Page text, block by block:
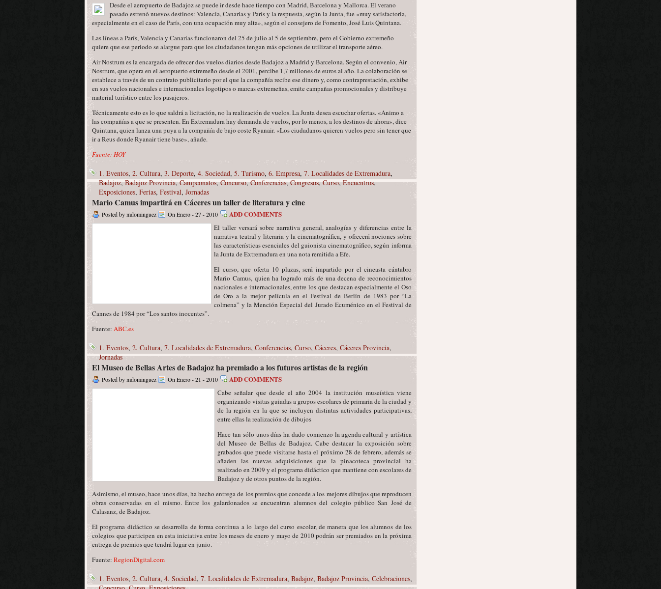
Desde el aeropuerto de Badajoz se puede ir desde hace tiempo con Madrid, Barcelona y Mallorca. El verano
pasado estrenó nuevos destinos: Valencia, Canarias y París y la respuesta, según la Junta, fue «muy satisfactoria,
especialmente en el caso de París, con una ocupación muy alta», según el consejero de Fomento, José Luis Quintana.
Las líneas a París, Valencia y Canarias funcionaron del 25 de julio al 5 de septiembre, pero el Gobierno extremeño
quiere que ese periodo se alargue para que los ciudadanos tengan más opciones de utilizar el transporte aéreo.
Air Nostrum es la encargada de ofrecer dos vuelos diarios desde Badajoz a Madrid y Barcelona. Según el convenio, Air
Nostrum, que opera en el aeropuerto extremeño desde el 2001, percibe 1,7 millones de euros al año. La colaboración se
establece a través de un contrato publicitario por el que la compañía recibe ese dinero y, como contraprestación, exhibe
en sus vuelos nacionales e internacionales logotipos o marcas extremeñas, emite campañas promocionales y distribuye
material turístico entre los pasajeros.
Técnicamente esto es lo que saldrá a licitación, no la realización de vuelos. La Junta desea escuchar ofertas. «Animo a
las compañías a que se presenten. En Extremadura hay demanda de vuelos, por lo menos, a los destinos de ahora», dice
Quintana, quien lanza una puya a la compañía de bajo coste Ryanair. «Los ciudadanos quieren vuelos pero sin tener que
ir a Reus donde Ryanair tiene base», añade.
Fuente: HOY
1. Eventos, 2. Cultura, 3. Deporte, 4. Sociedad, 5. Turismo, 6. Empresa, 7. Localidades de Extremadura,
Badajoz,Badajoz Provincia,Campeonatos,Concurso,Conferencias,Congresos,Curso,Encuentros,
Exposiciones, Ferias, Festival, Jornadas
Mario Camus impartirá en Cáceres un taller de literatura y cine
Posted by mdominguez On Enero - 27 - 2010 ADD COMMENTS
El taller versará sobre narrativa general, analogías y diferencias entre la
narrativa teatral y literaria y la cinematográfica, y ofrecerá nociones sobre
las características esenciales del guionista cinematográfico, según informa
la Junta de Extremadura en una nota remitida a Efe.
El curso, que oferta 10 plazas, será impartido por el cineasta cántabro
Mario Camus, quien ha logrado más de una decena de reconocimientos
nacionales e internacionales, entre los que destacan especialmente el Oso
de Oro a la mejor película en el Festival de Berlín de 1983 por “La
colmena” y la Mención Especial del Jurado Ecuménico en el Festival de
Cannes de 1984 por “Los santos inocentes”.
Fuente: ABC.es
1. Eventos, 2. Cultura, 7. Localidades de Extremadura, Conferencias, Curso, Cáceres, Cáceres Provincia,
Jornadas
El Museo de Bellas Artes de Badajoz ha premiado a los futuros artistas de la región
Posted by mdominguez On Enero - 21 - 2010 ADD COMMENTS
Cabe señalar que desde el año 2004 la institución museística viene
organizando visitas guiadas a grupos escolares de primaria de la ciudad y
de la región en la que se incluyen distintas actividades participativas,
entre ellas la realización de dibujos
Hace tan sólo unos días ha dado comienzo la agenda cultural y artística
del Museo de Bellas de Badajoz. Cabe destacar la exposición sobre
grabados que puede visitarse hasta el próximo 28 de febrero, además se
añaden las nuevas adquisiciones que la pinacoteca provincial ha
realizado en 2009 y el programa didáctico que mantiene con escolares de
Badajoz y de otros puntos de la región.
Asimismo, el museo, hace unos días, ha hecho entrega de los premios que concede a los mejores dibujos que reproducen
obras conservadas en el mismo. Entre los galardonados se encuentran alumnos del colegio público San José de
Calasanz, de Badajoz.
El programa didáctico se desarrolla de forma continua a lo largo del curso escolar, de manera que los alumnos de los
colegios que participen en esta iniciativa entre los meses de enero y mayo de 2010 podrán ser premiados en la próxima
entrega de premios que tendrá lugar en junio.
Fuente: RegionDigital.com
1. Eventos, 2. Cultura, 4. Sociedad, 7. Localidades de Extremadura, Badajoz, Badajoz Provincia, Celebraciones,